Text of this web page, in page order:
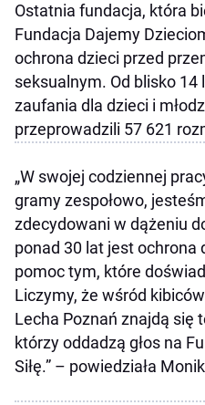
Ostatnia fundacja, która
Fundacja Dajemy
ochrona dzieci przed
seksualnym. Od blisko
zaufania dla dzieci i
przeprowadzili 57 621
„W swojej codziennej
gramy zespołowo,
zdecydowani w dążeniu
ponad 30 lat jest ochrona
pomoc tym, które
Liczymy, że wśród
Lecha Poznań znajdą się
którzy oddadzą głos na
Siłę.” – powiedziała